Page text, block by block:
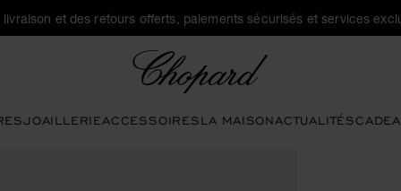
livraison et des retours offerts, paiements sécurisés et services
JOAILLERIEACCESSOIRESLA MAISONACTUALITÉS